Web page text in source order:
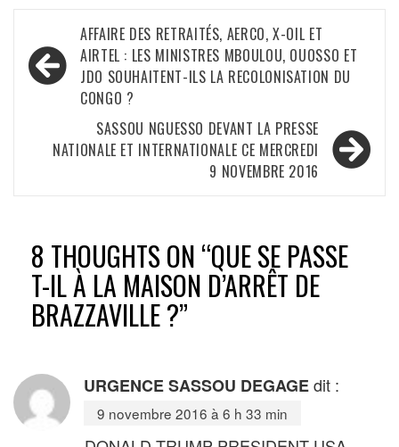
Navigation
de
l’article
AFFAIRE DES RETRAITÉS, AERCO, X-OIL ET
AIRTEL : LES MINISTRES MBOULOU, OUOSSO ET
JDO SOUHAITENT-ILS LA RECOLONISATION DU
CONGO ?
SASSOU NGUESSO DEVANT LA PRESSE
NATIONALE ET INTERNATIONALE CE MERCREDI
9 NOVEMBRE 2016
8 THOUGHTS ON “QUE SE PASSE
T-IL À LA MAISON D’ARRÊT DE
BRAZZAVILLE ?”
URGENCE SASSOU DEGAGEdit :
9 novembre 2016 à 6 h 33 min